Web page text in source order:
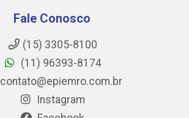
Fale Conosco
(15) 3305-8100
(11) 96393-8174
contato@epiemro.com.br
Instagram